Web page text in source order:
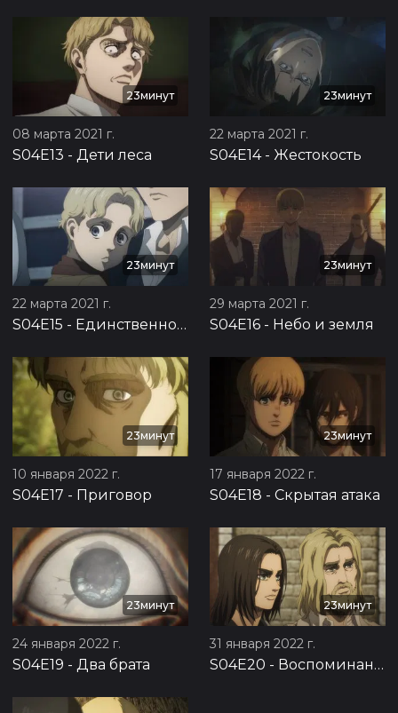
23минут
08 марта 2021 г.
S04E13 - Дети леса
23минут
22 марта 2021 г.
S04E14- Жестокость
23минут
22 марта 2021 г.
S04E15 - Единственное спасение
23минут
29 марта 2021 г.
S04E16 - Небо и земля
23минут
10 января 2022 г.
S04E17 - Приговор
23минут
17 января 2022 г.
S04E18 - Скрытая атака
23минут
24 января 2022 г.
S04E19 - Два брата
23минут
31 января 2022 г.
S04E20 - Воспоминания о будущем